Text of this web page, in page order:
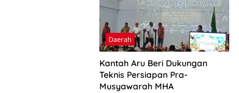
Daerah
Kantah Aru Beri Dukungan
Teknis Persiapan Pra-
Musyawarah MHA